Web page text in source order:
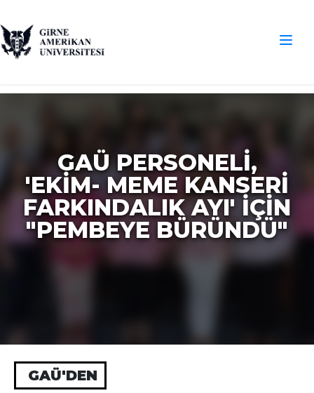
GAÜ PERSONELİ,
'EKİM- MEME KANSERİ
FARKINDALIK AYI' İÇİN
"PEMBEYE BÜRÜNDÜ"
GAÜ'DEN